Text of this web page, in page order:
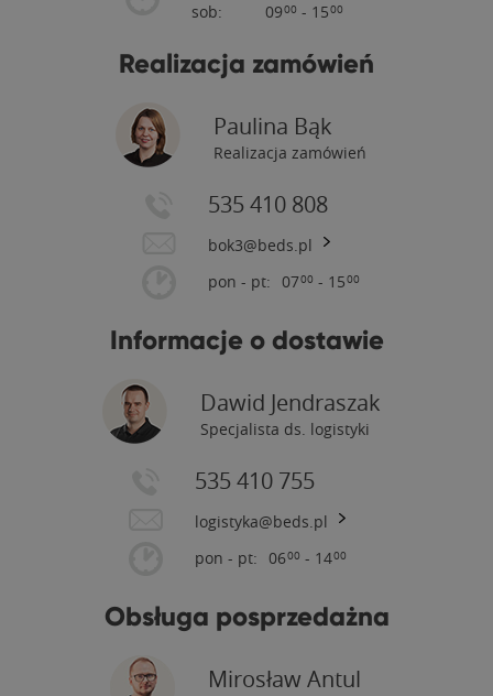
sob:
0900 - 1500
Realizacja zamówień
Paulina Bąk
Realizacja zamówień
535 410 808
bok3@beds.pl
pon - pt: 0700 - 1500
Informacje o dostawie
Dawid Jendraszak
Specjalista ds. logistyki
535 410 755
logistyka@beds.pl
pon - pt: 0600 - 1400
Obsługa posprzedażna
Mirosław Antul